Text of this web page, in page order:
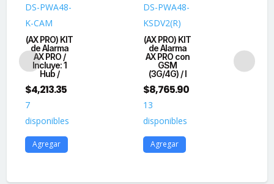
DS-PWA48-
K-CAM
(AX PRO) KIT
de Alarma
AX PRO /
Incluye: 1
Hub /
$4,213.35
7
disponibles
Agregar
DS-PWA48-
KSDV2(R)
(AX PRO) KIT
de Alarma
AX PRO con
GSM
(3G/4G) / I
$8,765.90
13
disponibles
Agregar